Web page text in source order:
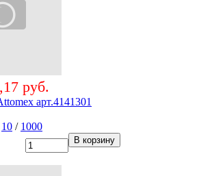
руб.
арт.4141301
10 / 1000
В корзину